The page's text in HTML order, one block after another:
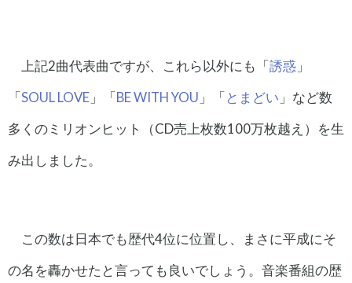
上記2曲代表曲ですが、これら以外にも「誘惑」
「SOUL LOVE 」「BE WITH YOU 」「とまどい 」など数
多くのミリオンヒット（CD売上枚数100万枚越え）を生
み出しました。
この数は日本でも歴代4位に位置し、まさに平成にそ
の名を轟かせたと言っても良いでしょう。音楽番組の歴